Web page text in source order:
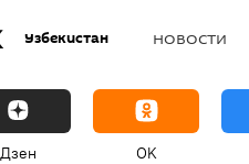
Узбекистан НОВОСТИ
Дзен OK